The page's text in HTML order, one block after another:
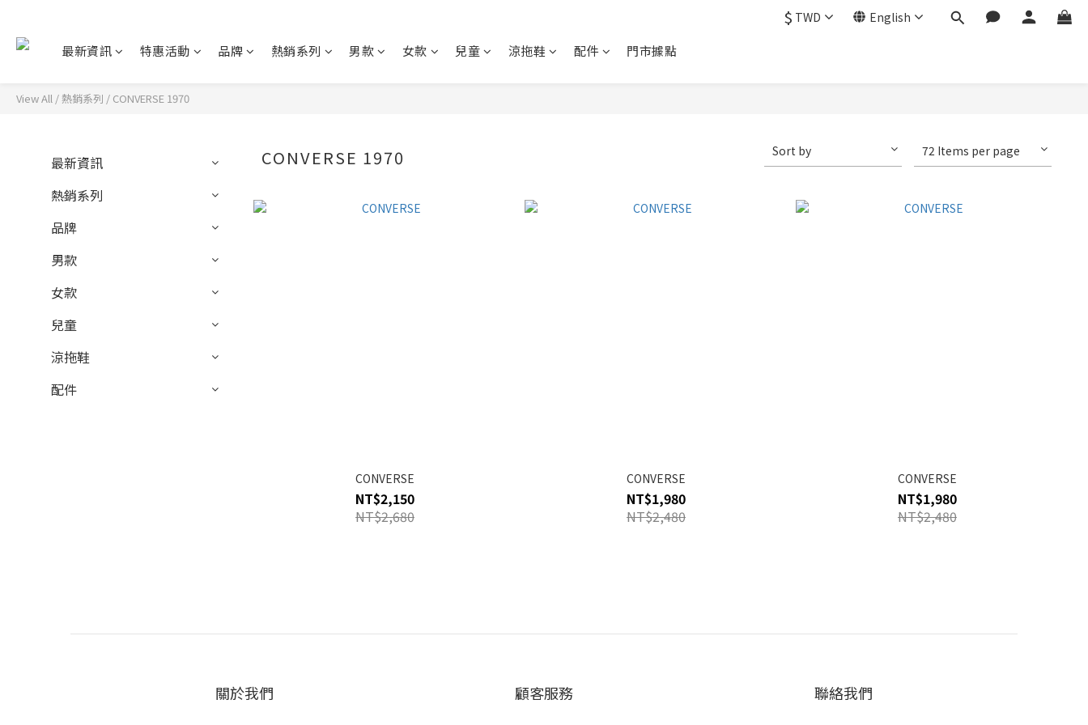
$ TWD English
最新資訊 特惠活動 品牌 熱銷系列 男款 女款 兒童 涼拖鞋 配件 門市據點
View All /熱銷系列 / CONVERSE 1970
最新資訊
熱銷系列
品牌
男款
女款
兒童
涼拖鞋
配件
CONVERSE 1970 Sort by 72 Items per page
CONVERSE
NT$2,150
NT$2,680
CONVERSE
NT$1,980
NT$2,480
CONVERSE
NT$1,980
NT$2,480
關於我們 顧客服務 聯絡我們